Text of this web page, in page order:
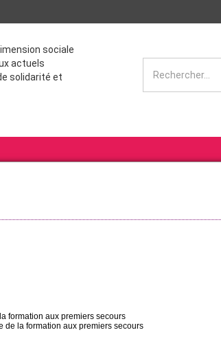
sociale
actuels
solidarité et
formation aux premiers secours
de la formation aux premiers secours